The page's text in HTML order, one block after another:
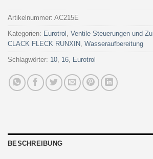
Artikelnummer: AC215E
Kategorien: Eurotrol , Ventile Steuerungen und
CLACK FLECK RUNXIN, Wasseraufbereitung
Schlagwörter: 10, 16, Eurotrol
BESCHREIBUNG